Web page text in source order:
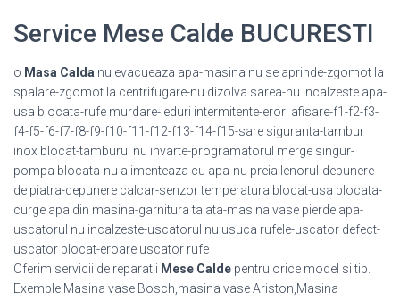
Service Mese Calde BUCURESTI
o Masa Calda nu evacueaza apa-masina nu se aprinde-zgomot la
spalare-zgomot la centrifugare-nu dizolva sarea-nu incalzeste apa-
usa blocata-rufe murdare-leduri intermitente-erori afisare-f1-f2-f3-
f4-f5-f6-f7-f8-f9-f10-f11-f12-f13-f14-f15-sare siguranta-tambur
inox blocat-tamburul nu invarte-programatorul merge singur-
pompa blocata-nu alimenteaza cu apa-nu preia lenorul-depunere
de piatra-depunere calcar-senzor temperatura blocat-usa blocata-
curge apa din masina-garnitura taiata-masina vase pierde apa-
uscatorul nu incalzeste-uscatorul nu usuca rufele-uscator defect-
uscator blocat-eroare uscator rufe
Oferim servicii de reparatii Mese Calde pentru orice model si tip.
Exemple:Masina vase Bosch,masina vase Ariston,Masina